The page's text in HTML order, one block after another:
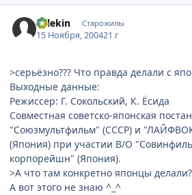
Arlekin Старожилы
15 Ноября, 200421 г
>серьёзно??? Что правда делали с
Выходные данные:
Режиссер: Г. Сокольский, К. Ёсида
Совместная советско-японская
"Союзмультфильм" (СССР) и
(Япония) при участии В/О
корпорейшн" (Япония).
>А что там конкретно японцы делали?
А вот этого не знаю ^_^